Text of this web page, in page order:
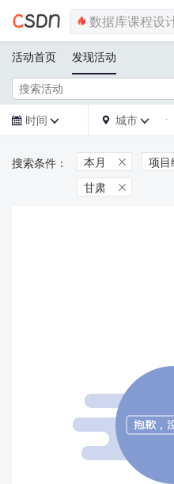
活动首页 发现活动
 时间   城市 
本月  项目
甘肃 